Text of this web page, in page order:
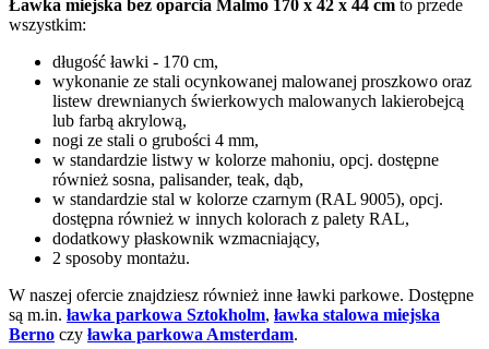
Ławka miejska bez oparcia Malmo 170 x 42 x 44 cm to przede
wszystkim:
długość ławki - 170 cm,
wykonanie ze stali ocynkowanej malowanej proszkowo oraz
listew drewnianych świerkowych malowanych lakierobejcą
lub farbą akrylową,
nogi ze stali o grubości 4 mm,
w standardzie listwy w kolorze mahoniu, opcj. dostępne
również sosna, palisander, teak, dąb,
w standardzie stal w kolorze czarnym (RAL 9005), opcj.
dostępna również w innych kolorach z palety RAL,
dodatkowy płaskownik wzmacniający,
2 sposoby montażu.
W naszej ofercie znajdziesz również inne ławki parkowe. Dostępne
są m.in. ławka parkowa Sztokholm, ławka stalowa miejska
Berno czy ławka parkowa Amsterdam.